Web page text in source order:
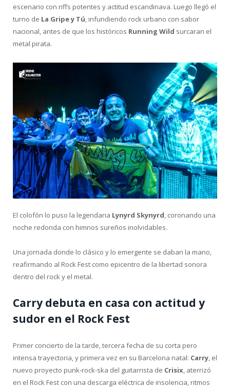
escenario con riffs potentes y actitud escandinava. Luego llegó el
turno de La Gripe y Tú, infundiendo rock urbano con sabor
nacional, antes de que los históricos Running Wild surcaran el
metal pirata.
El colofón lo puso la legendaria Lynyrd Skynyrd, coronando una
noche redonda con himnos sureños inolvidables.
Una jornada donde lo clásico y lo emergente se daban la mano,
reafirmando al Rock Fest como epicentro de la libertad sonora
dentro del rock y el metal.
Carry debuta en casa con actitud y
sudor en el Rock Fest
Primer concierto de la tarde, tercera fecha de su corta pero
intensa trayectoria, y primera vez en su Barcelona natal: Carry, el
nuevo proyecto punk-rock-ska del guitarrista de Crisix, aterrizó
en el Rock Fest con una descarga eléctrica de insolencia, ritmos